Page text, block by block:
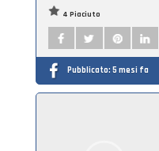
4 Piaciuto
Pubblicato: 5 mesi fa